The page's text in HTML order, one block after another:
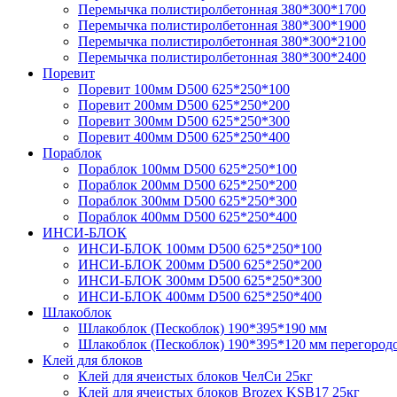
Перемычка полистирол­бетонная 380*300*1700
Перемычка полистирол­бетонная 380*300*1900
Перемычка полистирол­бетонная 380*300*2100
Перемычка полистирол­бетонная 380*300*2400
Поревит
Поревит 100мм D500 625*250*100
Поревит 200мм D500 625*250*200
Поревит 300мм D500 625*250*300
Поревит 400мм D500 625*250*400
Пораблок
Пораблок 100мм D500 625*250*100
Пораблок 200мм D500 625*250*200
Пораблок 300мм D500 625*250*300
Пораблок 400мм D500 625*250*400
ИНСИ-БЛОК
ИНСИ-БЛОК 100мм D500 625*250*100
ИНСИ-БЛОК 200мм D500 625*250*200
ИНСИ-БЛОК 300мм D500 625*250*300
ИНСИ-БЛОК 400мм D500 625*250*400
Шлакоблок
Шлакоблок (Пескоблок) 190*395*190 мм
Шлакоблок (Пескоблок) 190*395*120 мм
Клей для блоков
Клей для ячеистых блоков ЧелСи 25кг
Клей для ячеистых блоков Brozex KSB17 25кг